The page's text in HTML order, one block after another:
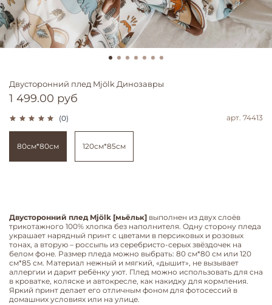
(0) арт. 74413
Двусторонний плед Mjölk Динозавры
1 499.00 руб
80см*80см 120см*85см
Двусторонний плед Mjölk [мьёльк] выполнен из двух слоёв
трикотажного 100% хлопка без наполнителя. Одну сторону пледа
украшает нарядный принт с цветами в персиковых и розовых
тонах, а вторую – россыпь из серебристо-серых звёздочек на
белом фоне. Размер пледа можно выбрать: 80 см*80 см или 120
см*85 см. Материал нежный и мягкий, «дышит», не вызывает
аллергии и дарит ребёнку уют. Плед можно использовать для сна
в кроватке, коляске и автокресле, как накидку для кормления.
Яркий принт делает его отличным фоном для фотосессий в
домашних условиях или на улице.